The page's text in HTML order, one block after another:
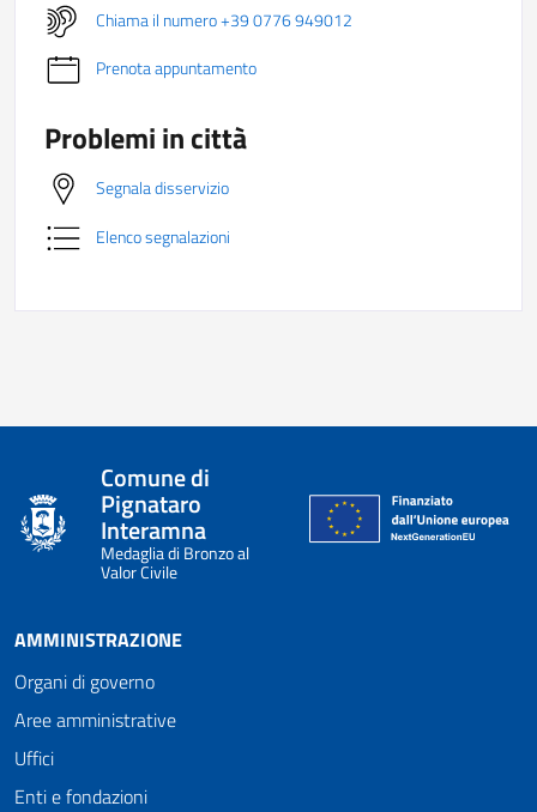
Chiama il numero +39 0776 949012
Prenota appuntamento
Problemi in città
Segnala disservizio
Elenco segnalazioni
Comune di
Pignataro
Interamna
Medaglia di Bronzo al
Valor Civile
AMMINISTRAZIONE
Organi di governo
Aree amministrative
Uffici
Enti e fondazioni